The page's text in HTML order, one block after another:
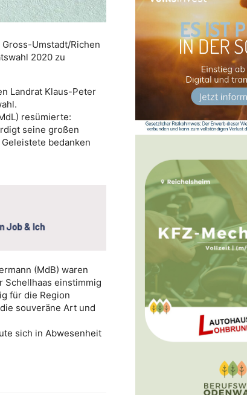
Umstadt/Richen
2020 zu
Landrat Klaus-Peter
resümierte:
seine großen
bedanken
(MdB) waren
Schellhaas einstimmig
für die Region
souveräne Art und
sich in Abwesenheit